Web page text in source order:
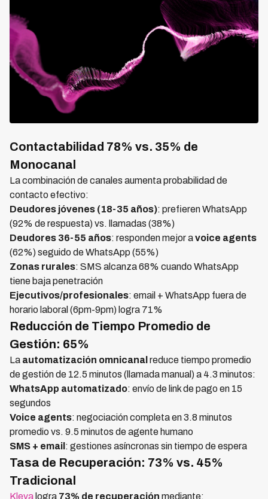
Contactabilidad 78% vs. 35% de
Monocanal
La combinación de canales aumenta probabilidad de
contacto efectivo:
Deudores jóvenes (18-35 años): prefieren WhatsApp
(92% de respuesta) vs. llamadas (38%)
Deudores 36-55 años: responden mejor avoice agents
(62%) seguido de WhatsApp (55%)
Zonas rurales: SMS alcanza 68% cuando WhatsApp
tiene baja penetración
Ejecutivos/profesionales: email + WhatsApp fuera de
horario laboral (6pm-9pm) logra 71%
Reducción de Tiempo Promedio de
Gestión: 65%
La automatización omnicanal reduce tiempo promedio
de gestión de 12.5 minutos (llamada manual) a 4.3 minutos:
WhatsApp automatizado: envío de link de pago en 15
segundos
Voice agents: negociación completa en 3.8 minutos
promedio vs. 9.5 minutos de agente humano
SMS + email : gestiones asíncronas sin tiempo de espera
Tasa de Recuperación: 73% vs. 45%
Tradicional
Kleva logra 73% de recuperación mediante: